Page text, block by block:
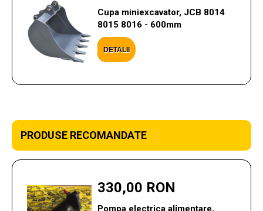
Cupa miniexcavator, JCB 8014
8015 8016 - 600mm
DETALII
PRODUSE RECOMANDATE
330,00 RON
Pompa electrica alimentare,